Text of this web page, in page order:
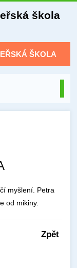
škola
ŠKOLA
myšlení. Petra
od mikiny.
Zpět